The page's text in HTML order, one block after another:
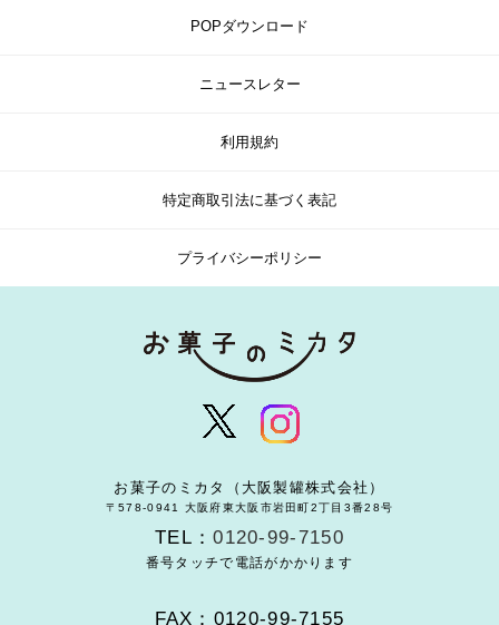
POPダウンロード
ニュースレター
利用規約
特定商取引法に基づく表記
プライバシーポリシー
お菓子のミカタ（大阪製罐株式会社）
〒578-0941 大阪府東大阪市岩田町2丁目3番28号
TEL：0120-99-7150
番号タッチで電話がかかります
FAX：0120-99-7155